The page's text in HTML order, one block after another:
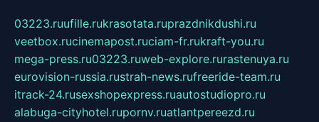
03223.ruufille.rukrasotata.ruprazdnikdushi.ru
veetbox.rucinemapost.ruciam-fr.rukraft-you.ru
mega-press.ru03223.ruweb-explore.rurastenuya.ru
eurovision-russia.rustrah-news.rufreeride-team.ru
itrack-24.rusexshopexpress.ruautostudiopro.ru
alabuga-cityhotel.rupornv.ruatlantpereezd.ru